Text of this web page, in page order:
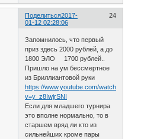
Поделиться 24
2017-
01-12 02:28:06
Запомнилось, что первый
приз здесь 2000 рублей, а до
1800 ЭЛО 1700 рублей..
Пришло на ум бессмертное
из Бриллиантовой руки
https://www.youtube.com/watch?
v=y_z8IwjrSNI
Если для младшего турнира
это вполне нормально, то в
старшем вряд ли кто из
сильнейших кроме пары